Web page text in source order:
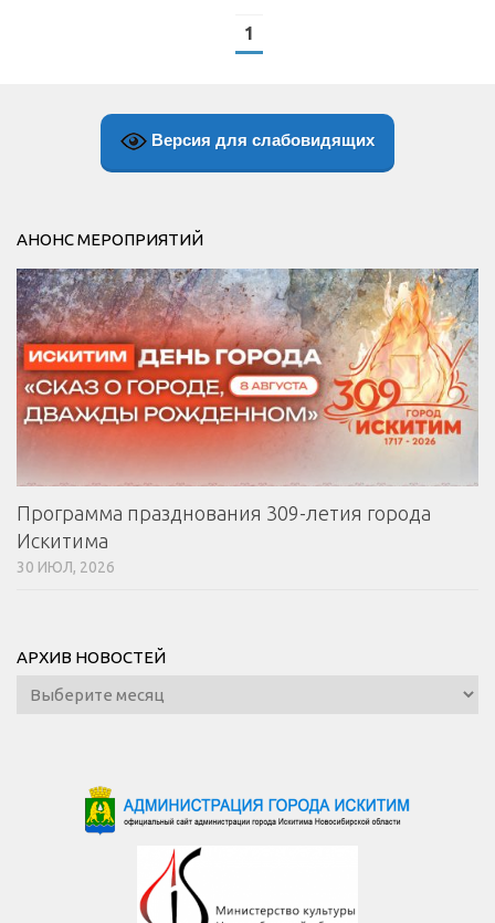
1
Версия для слабовидящих
АНОНС МЕРОПРИЯТИЙ
Программа празднования 309-летия города
Искитима
30 ИЮЛ, 2026
АРХИВ НОВОСТЕЙ
Архив
новостей